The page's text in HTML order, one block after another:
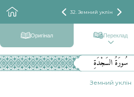
32. Земний уклін
Оригінал Переклад
سُورَةُ السَجْدَةِ
Земний уклін